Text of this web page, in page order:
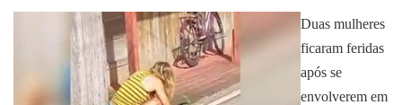
Duas mulheres
ficaram feridas
após se
envolverem em